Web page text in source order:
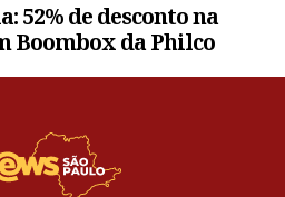
52% de desconto na
Boombox da Philco